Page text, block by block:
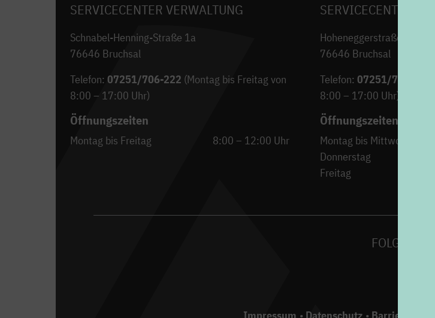
SERVICECENTER VERWALTUNG
Schnabel-Henning-Straße 1a
76646 Bruchsal
Telefon:07251/706-222 (Montag bis Freitag von
8:00 – 17:00 Uhr)
Öffnungszeiten
Montag bis Freitag 8:00 – 12:00 Uhr
SERVICECENTER H7
Hoheneggerstraße 7
76646 Bruchsal
Telefon:07251/706-222
8:00 – 17:00 Uhr)
Öffnungszeiten
Montag bis Mittwoch
Donnerstag
Freitag
FOLGEN